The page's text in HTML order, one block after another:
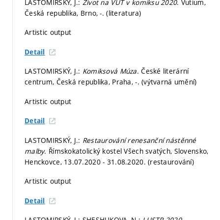
LASTOMIRSKÝ, J.: Život na VUT v komiksu 2020. Vutium,
Česká republika, Brno, -. (literatura)
Artistic output
Detail
LASTOMIRSKÝ, J.: Komiksová Múza. České literární
centrum, Česká republika, Praha, -. (výtvarná umění)
Artistic output
Detail
LASTOMIRSKÝ, J.: Restaurování renesanční nástěnné
malby. Římskokatolický kostel Všech svatých, Slovensko,
Henckovce, 13.07.2020 - 31.08.2020. (restaurování)
Artistic output
Detail